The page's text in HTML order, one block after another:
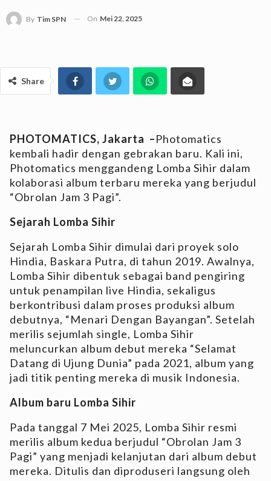
By Tim SPN On Mei 22, 2025
Share
PHOTOMATICS, Jakarta –Photomatics
kembali hadir dengan gebrakan baru. Kali ini,
Photomatics menggandeng Lomba Sihir dalam
kolaborasi album terbaru mereka yang berjudul
“Obrolan Jam 3 Pagi”.
Sejarah Lomba Sihir
Sejarah Lomba Sihir dimulai dari proyek solo
Hindia, Baskara Putra, di tahun 2019. Awalnya,
Lomba Sihir dibentuk sebagai band pengiring
untuk penampilan live Hindia, sekaligus
berkontribusi dalam proses produksi album
debutnya, “Menari Dengan Bayangan”. Setelah
merilis sejumlah single, Lomba Sihir
meluncurkan album debut mereka “Selamat
Datang di Ujung Dunia” pada 2021, album yang
jadi titik penting mereka di musik Indonesia.
Album baru Lomba Sihir
Pada tanggal 7 Mei 2025, Lomba Sihir resmi
merilis album kedua berjudul “Obrolan Jam 3
Pagi” yang menjadi kelanjutan dari album debut
mereka. Ditulis dan diproduseri langsung oleh